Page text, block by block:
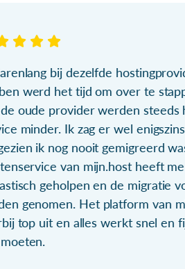
bij dezelfde
werd het tijd om over te
oude provider werden steeds
minder. Ik zag er wel
ik nog nooit gemigreerd
van mijn.host heeft
geholpen en de migratie
genomen. Het platform van
top uit en alles werkt snel en